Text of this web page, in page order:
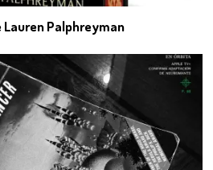
Lauren Palphreyman